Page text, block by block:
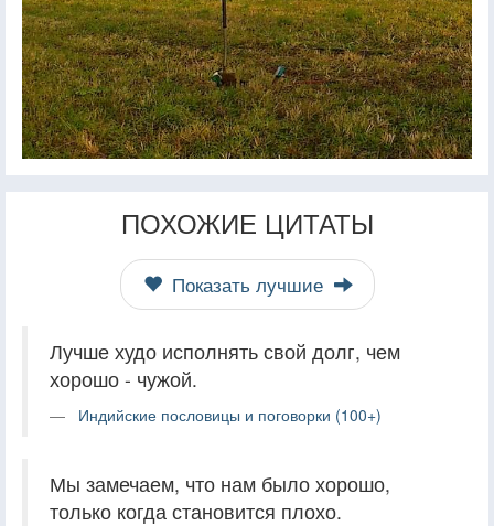
ПОХОЖИЕ ЦИТАТЫ
Показать лучшие
Лучше худо исполнять свой долг, чем
хорошо - чужой.
Индийские пословицы и поговорки (100+)
Мы замечаем, что нам было хорошо,
только когда становится плохо.